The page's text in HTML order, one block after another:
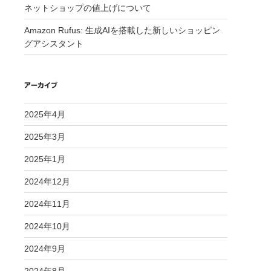
ネットショップの値上げについて
Amazon Rufus: 生成AIを搭載した新しいショッピン
グアシスタント
アーカイブ
2025年4月
2025年3月
2025年1月
2024年12月
2024年11月
2024年10月
2024年9月